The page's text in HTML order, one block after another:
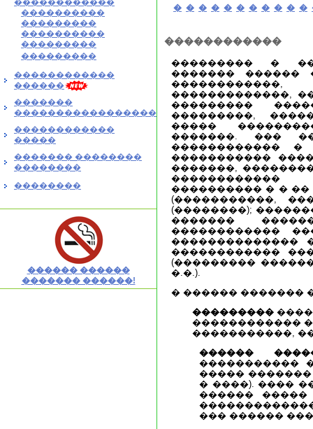
������������
����������
���������
����������
���������
���������
������������
������
�������
�����������������
������������
�����
������� ��������
��������
��������
������ ������
������� ������!
� � � � � � � � � � �
������������
��������� �
������� ������
�������������,
���������
���������,
�����
�������. ���
������������
�����������
�������,
���������� � �
(�����������,
(��������);
�������
������������
��������������
������������
(���������
�.�.).
� ������ �������
���������
������������
�����������,
������
�����������
�����
� ����). ����
������
��� ������